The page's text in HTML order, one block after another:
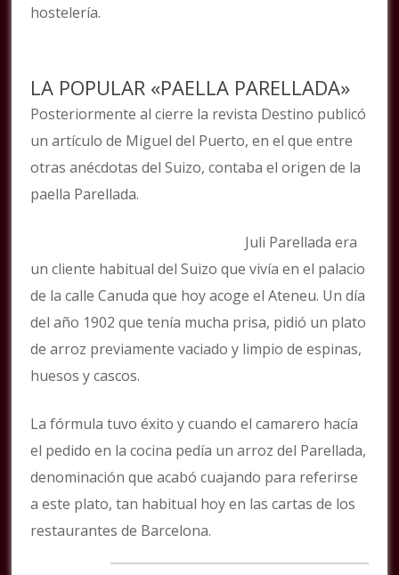
hostelería.
LA POPULAR «PAELLA PARELLADA»
Posteriormente al cierre la revista Destino publicó
un artículo de Miguel del Puerto, en el que entre
otras anécdotas del Suizo, contaba el origen de la
paella Parellada.
Juli Parellada era
un cliente habitual del Suizo que vivía en el palacio
de la calle Canuda que hoy acoge el Ateneu. Un día
del año 1902 que tenía mucha prisa, pidió un plato
de arroz previamente vaciado y limpio de espinas,
huesos y cascos.
La fórmula tuvo éxito y cuando el camarero hacía
el pedido en la cocina pedía un arroz del Parellada,
denominación que acabó cuajando para referirse
a este plato, tan habitual hoy en las cartas de los
restaurantes de Barcelona.